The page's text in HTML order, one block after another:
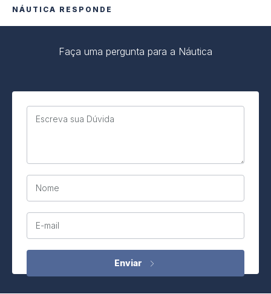
NÁUTICA RESPONDE
Faça uma pergunta para a Náutica
Escreva sua Dúvida
Nome
E-mail